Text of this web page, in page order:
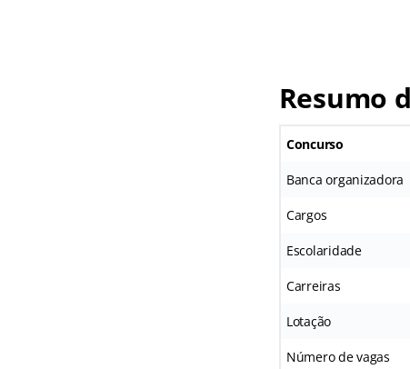
Resumo
Concurso
Banca organizadora
Cargos
Escolaridade
Carreiras
Lotação
Número de vagas